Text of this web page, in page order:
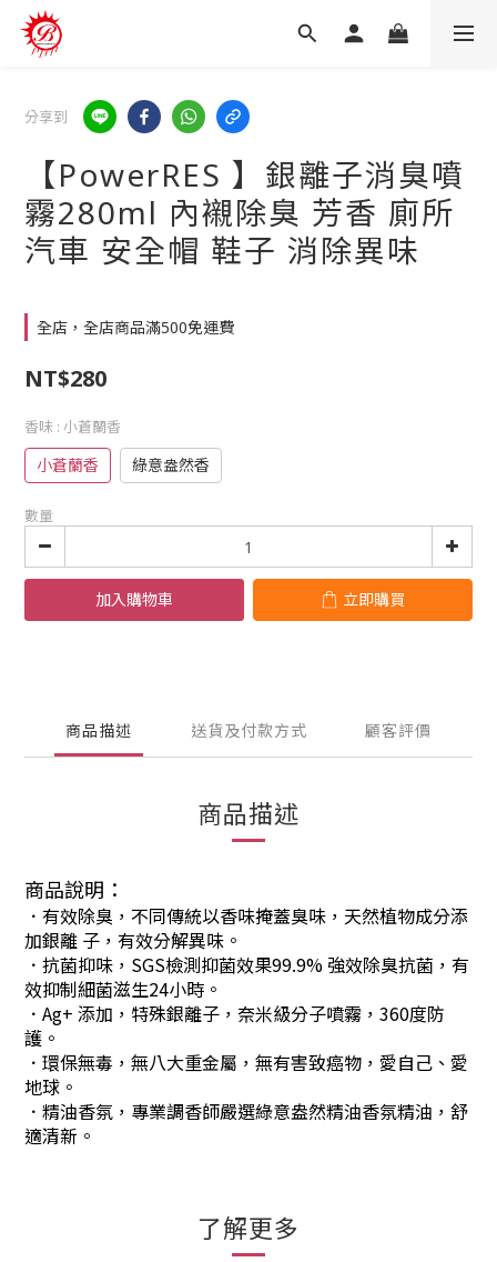
分享到
【PowerRES 】銀離子消臭噴
霧280ml 內襯除臭 芳香 廁所
汽車 安全帽 鞋子 消除異味
全店，全店商品滿500免運費
NT$280
香味 : 小蒼蘭香
小蒼蘭香 綠意盎然香
數量
加入購物車 立即購買
商品描述 送貨及付款方式 顧客評價
商品描述
商品說明：
．有效除臭，不同傳統以香味掩蓋臭味，天然植物成分添
加銀離 子，有效分解異味。
．抗菌抑味，SGS檢測抑菌效果99.9% 強效除臭抗菌，有
效抑制細菌滋生24小時。
．Ag+ 添加，特殊銀離子，奈米級分子噴霧，360度防
護。
．環保無毒，無八大重金屬，無有害致癌物，愛自己、愛
地球。
．精油香氛，專業調香師嚴選綠意盎然精油香氛精油，舒
適清新。
了解更多